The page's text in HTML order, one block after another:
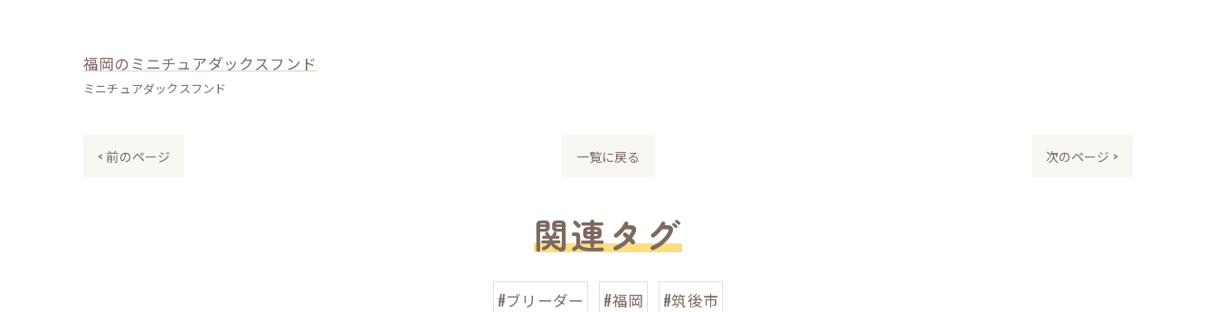
福岡のミニチュアダックスフンド
ミニチュアダックスフンド
< 前のページ 一覧に戻る 次のページ >
関連タグ
#ブリーダー #福岡 #筑後市